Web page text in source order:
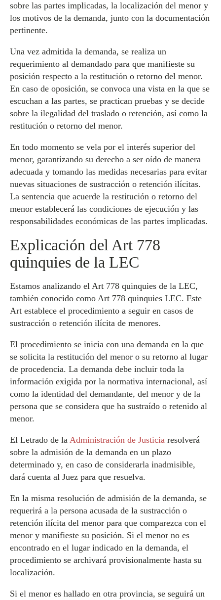
sobre las partes implicadas, la localización del menor y
los motivos de la demanda, junto con la documentación
pertinente.
Una vez admitida la demanda, se realiza un
requerimiento al demandado para que manifieste su
posición respecto a la restitución o retorno del menor.
En caso de oposición, se convoca una vista en la que se
escuchan a las partes, se practican pruebas y se decide
sobre la ilegalidad del traslado o retención, así como la
restitución o retorno del menor.
En todo momento se vela por el interés superior del
menor, garantizando su derecho a ser oído de manera
adecuada y tomando las medidas necesarias para evitar
nuevas situaciones de sustracción o retención ilícitas.
La sentencia que acuerde la restitución o retorno del
menor establecerá las condiciones de ejecución y las
responsabilidades económicas de las partes implicadas.
Explicación del Art 778
quinquies de la LEC
Estamos analizando el Art 778 quinquies de la LEC,
también conocido como Art 778 quinquies LEC. Este
Art establece el procedimiento a seguir en casos de
sustracción o retención ilícita de menores.
El procedimiento se inicia con una demanda en la que
se solicita la restitución del menor o su retorno al lugar
de procedencia. La demanda debe incluir toda la
información exigida por la normativa internacional, así
como la identidad del demandante, del menor y de la
persona que se considera que ha sustraído o retenido al
menor.
El Letrado de la Administración de Justicia resolverá
sobre la admisión de la demanda en un plazo
determinado y, en caso de considerarla inadmisible,
dará cuenta al Juez para que resuelva.
En la misma resolución de admisión de la demanda, se
requerirá a la persona acusada de la sustracción o
retención ilícita del menor para que comparezca con el
menor y manifieste su posición. Si el menor no es
encontrado en el lugar indicado en la demanda, el
procedimiento se archivará provisionalmente hasta su
localización.
Si el menor es hallado en otra provincia, se seguirá un